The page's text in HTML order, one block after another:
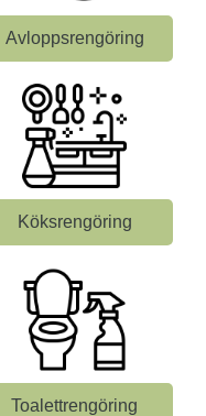
Avloppsrengöring
Köksrengöring
Toalettrengöring